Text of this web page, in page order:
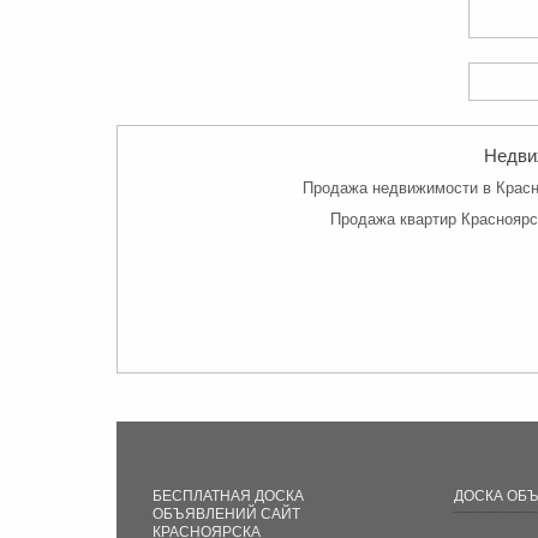
Продажа недвижимости в
Продажа квартир
БЕСПЛАТНАЯ ДОСКА
ОБЪЯВЛЕНИЙ САЙТ
КРАСНОЯРСКА
ДОСКА